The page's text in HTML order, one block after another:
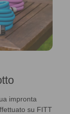
impronta
su FITT